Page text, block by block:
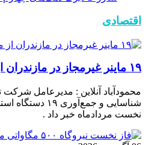
اقتصادی
۱۹ ماینر غیرمجاز در مازندران از مدار خارج شد
محمودآباد آنلاین : مدیرعامل شرکت
شناسایی و
نخست مردادماه خبر داد .